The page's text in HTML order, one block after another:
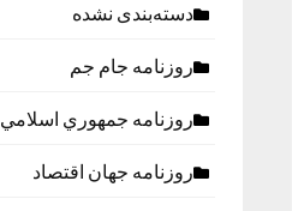
دسته‌بندی نشده
روزنامه جام جم
روزنامه جمهوري اسلامي
روزنامه جهان اقتصاد